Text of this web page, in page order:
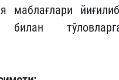
маблағлари